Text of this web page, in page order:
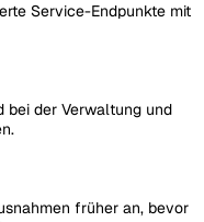
Service-Endpunkte mit
bei der Verwaltung und
früher an, bevor